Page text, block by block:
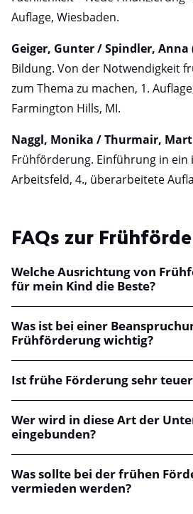
Auflage, Wiesbaden.
Geiger, Gunter / Spindler, Anna
Bildung. Von der Notwendigkeit
zum Thema zu machen, 1.
Farmington Hills, MI.
Naggl, Monika / Thurmair,
Frühförderung. Einführung in ein
Arbeitsfeld, 4., überarbeitete
FAQs zur
Welche Ausrichtung von
für mein Kind die Beste?
Was ist bei einer
Frühförderung wichtig?
Ist frühe Förderung sehr
Wer wird in diese Art der
eingebunden?
Was sollte bei der frühen
vermieden werden?